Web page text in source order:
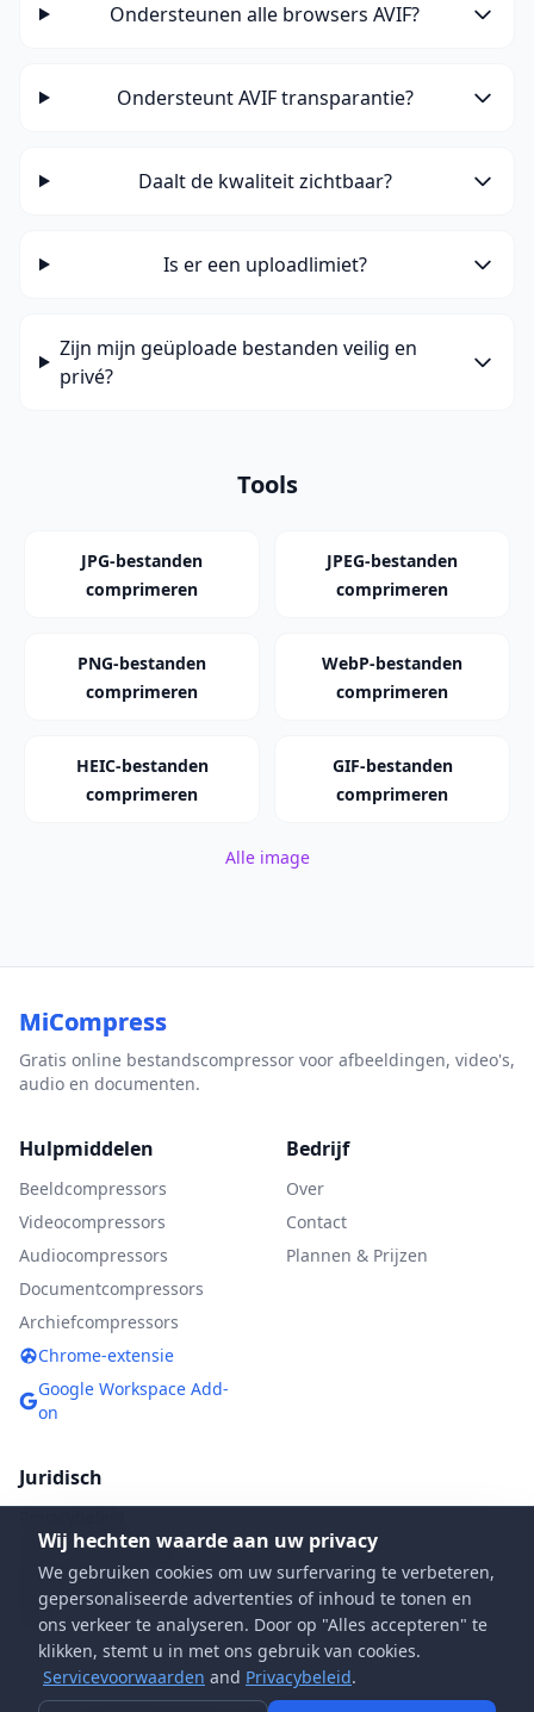
Ondersteunen alle browsers AVIF?
Ondersteunt AVIF transparantie?
Daalt de kwaliteit zichtbaar?
Is er een uploadlimiet?
Zijn mijn geüploade bestanden veilig en
privé?
Tools
JPG-bestanden
comprimeren
JPEG-bestanden
comprimeren
PNG-bestanden
comprimeren
WebP-bestanden
comprimeren
HEIC-bestanden
comprimeren
GIF-bestanden
comprimeren
Alle image
MiCompress
Gratis online bestandscompressor voor afbeeldingen, video's,
audio en documenten.
Hulpmiddelen
Beeldcompressors
Videocompressors
Audiocompressors
Documentcompressors
Archiefcompressors
Chrome-extensie
Google Workspace Add-
on
Bedrijf
Over
Contact
Plannen & Prijzen
Juridisch
Servicevoorwaarden
DMCA-beleid
FAQ
Wij hechten waarde aan uw privacy
We gebruiken cookies om uw surfervaring te verbeteren,
gepersonaliseerde advertenties of inhoud te tonen en
ons verkeer te analyseren. Door op "Alles accepteren" te
klikken, stemt u in met ons gebruik van cookies.
Servicevoorwaarden and Privacybeleid.